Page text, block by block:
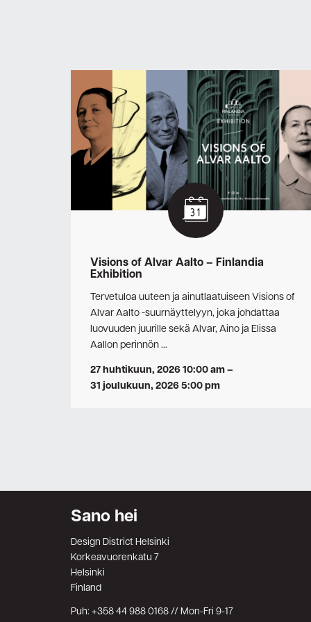
Visions of Alvar Aalto – Finlandia
Exhibition
Tervetuloa uuteen ja ainutlaatuiseen Visions of
Alvar Aalto -suurnäyttelyyn, joka johdattaa
luovuuden juurille sekä Alvar, Aino ja Elissa
Aallon perinnön …
27 huhtikuun, 2026 10:00 am–
31 joulukuun, 2026 5:00 pm
Sano hei
Design District Helsinki
Korkeavuorenkatu 7
Helsinki
Finland
Puh: +358 44 988 0168 // Mon-Fri 9-17